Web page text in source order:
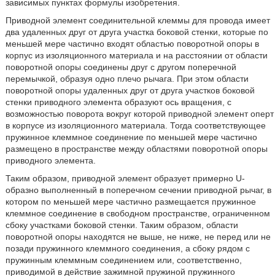
зависимых пунктах формулы изобретения.
Приводной элемент соединительной клеммы для провода имеет
два удаленных друг от друга участка боковой стенки, которые по
меньшей мере частично входят областью поворотной опоры в
корпус из изоляционного материала и на расстоянии от области
поворотной опоры соединены друг с другом поперечной
перемычкой, образуя одно плечо рычага. При этом области
поворотной опоры удаленных друг от друга участков боковой
стенки приводного элемента образуют ось вращения, с
возможностью поворота вокруг которой приводной элемент оперт
в корпусе из изоляционного материала. Тогда соответствующее
пружинное клеммное соединение по меньшей мере частично
размещено в пространстве между областями поворотной опоры
приводного элемента.
Таким образом, приводной элемент образует примерно U-
образно выполненный в поперечном сечении приводной рычаг, в
котором по меньшей мере частично размещается пружинное
клеммное соединение в свободном пространстве, ограниченном
сбоку участками боковой стенки. Таким образом, области
поворотной опоры находятся не выше, не ниже, не перед или не
позади пружинного клеммного соединения, а сбоку рядом с
пружинным клеммным соединением или, соответственно,
приводимой в действие зажимной пружиной пружинного